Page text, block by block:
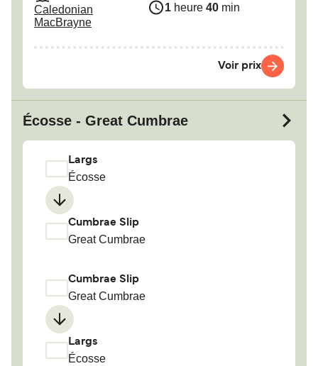
Caledonian
MacBrayne
1 heure 40 min
Voir prix
Écosse - Great Cumbrae
Largs
Écosse
Cumbrae Slip
Great Cumbrae
Cumbrae Slip
Great Cumbrae
Largs
Écosse